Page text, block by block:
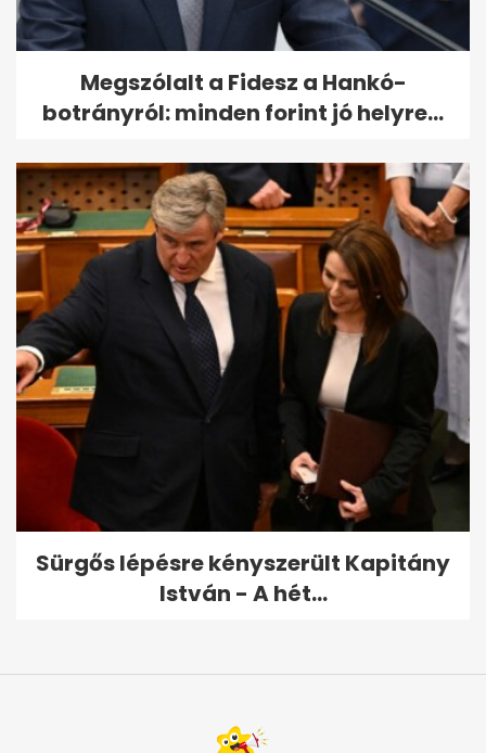
Megszólalt a Fidesz a Hankó-
botrányról: minden forint jó helyre...
Sürgős lépésre kényszerült Kapitány
István - A hét...